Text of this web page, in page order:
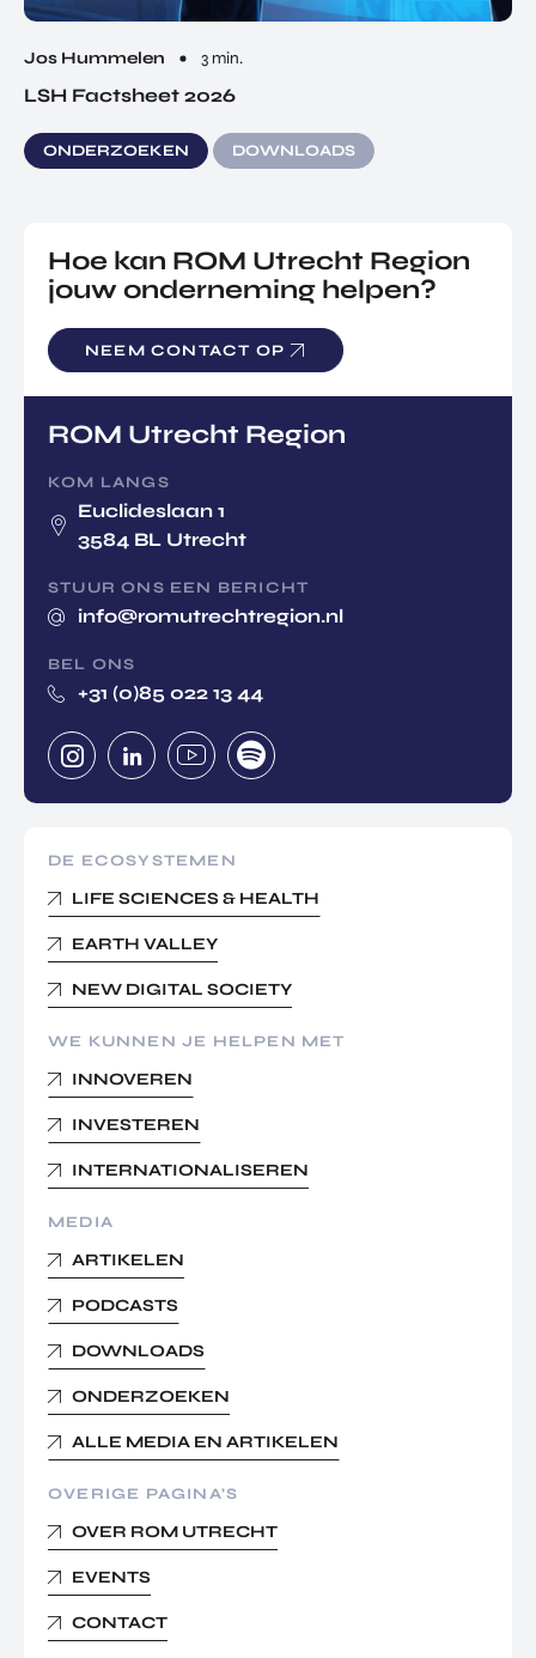
Jos Hummelen 3 min.
LSH Factsheet 2026
ONDERZOEKEN DOWNLOADS
Hoe kan ROM Utrecht Region
jouw onderneming helpen?
NEEM CONTACT OP
ROM Utrecht Region
KOM LANGS
Euclideslaan 1
3584 BL Utrecht
STUUR ONS EEN BERICHT
info@romutrechtregion.nl
BEL ONS
+31 (0)85 022 13 44
DE ECOSYSTEMEN
LIFE SCIENCES & HEALTH
EARTH VALLEY
NEW DIGITAL SOCIETY
WE KUNNEN JE HELPEN MET
INNOVEREN
INVESTEREN
INTERNATIONALISEREN
MEDIA
ARTIKELEN
PODCASTS
DOWNLOADS
ONDERZOEKEN
ALLE MEDIA EN ARTIKELEN
OVERIGE PAGINA’S
OVER ROM UTRECHT
EVENTS
CONTACT